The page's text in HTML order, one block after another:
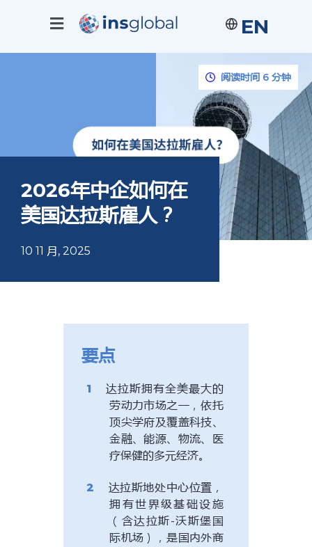
EN
阅读时间 6 分钟
2026年中企如何在
美国达拉斯雇人？
10 11 月, 2025
要点
达拉斯拥有全美最大的
劳动力市场之一，依托
顶尖学府及覆盖科技、
金融、能源、物流、医
疗保健的多元经济。
达拉斯地处中心位置，
拥有世界级基础设施
（含达拉斯-沃斯堡国
际机场），是国内外商